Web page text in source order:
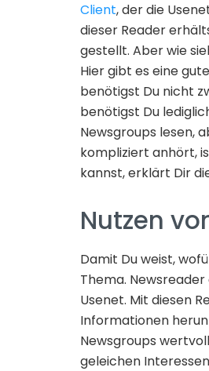
Client, der die
dieser Reader
gestellt. Aber wie
Hier gibt es eine
benötigst Du nicht
benötigst Du
Newsgroups lesen,
kompliziert anhört,
kannst, erklärt Dir
Nutzen
Damit Du weist,
Thema.
Usenet. Mit diesen
Informationen
Newsgroups
geleichen